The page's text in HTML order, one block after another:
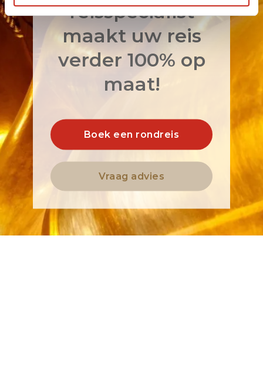
reisspecialist
maakt uw reis
verder 100% op
maat!
Boek een rondreis
Vraag advies